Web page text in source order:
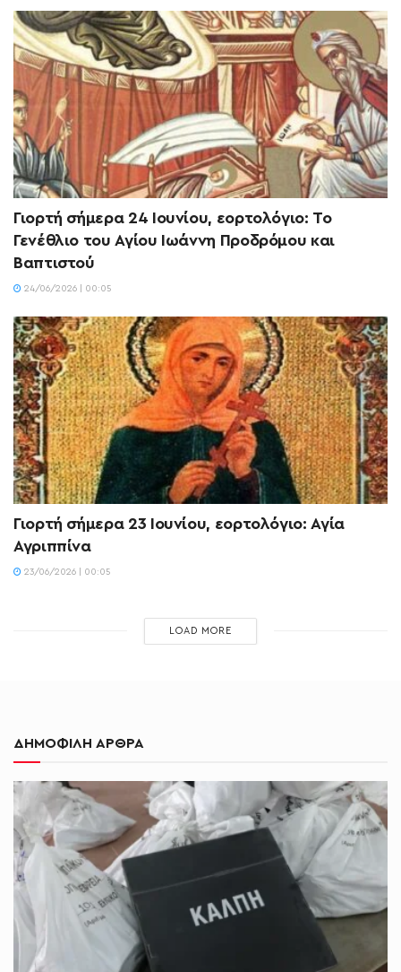
Γιορτή σήμερα 24 Ιουνίου, εορτολόγιο: Το
Γενέθλιο του Αγίου Ιωάννη Προδρόμου και
Βαπτιστού
24/06/2026 | 00:05
Γιορτή σήμερα 23 Ιουνίου, εορτολόγιο: Αγία
Αγριππίνα
23/06/2026 | 00:05
LOAD MORE
ΔΗΜΟΦΙΛΗ ΑΡΘΡΑ